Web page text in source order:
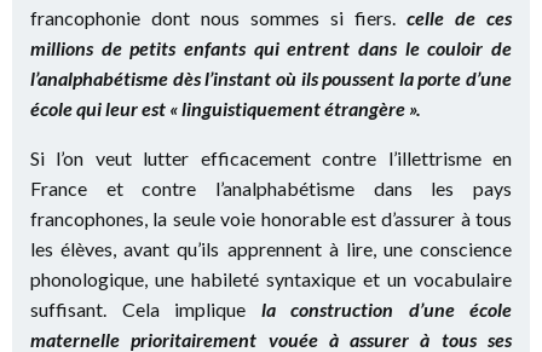
francophonie dont nous sommes si fiers. celle de ces
millions de petits enfants qui entrent dans le couloir de
l’analphabétisme dès l’instant où ils poussent la porte d’une
école qui leur est « linguistiquement étrangère ».
Si l’on veut lutter efficacement contre l’illettrisme en
France et contre l’analphabétisme dans les pays
francophones, la seule voie honorable est d’assurer à tous
les élèves, avant qu’ils apprennent à lire, une conscience
phonologique, une habileté syntaxique et un vocabulaire
suffisant. Cela implique la construction d’une école
maternelle prioritairement vouée à assurer à tous ses